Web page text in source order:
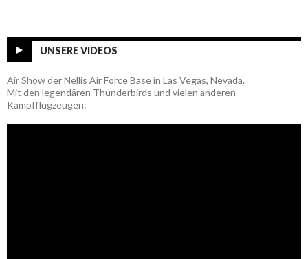
UNSERE VIDEOS
Air Show der Nellis Air Force Base in Las Vegas, Nevada.
Mit den legendären Thunderbirds und vielen anderen
Kampfflugzeugen: